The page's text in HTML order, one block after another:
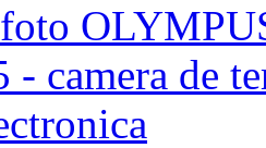
- camera de